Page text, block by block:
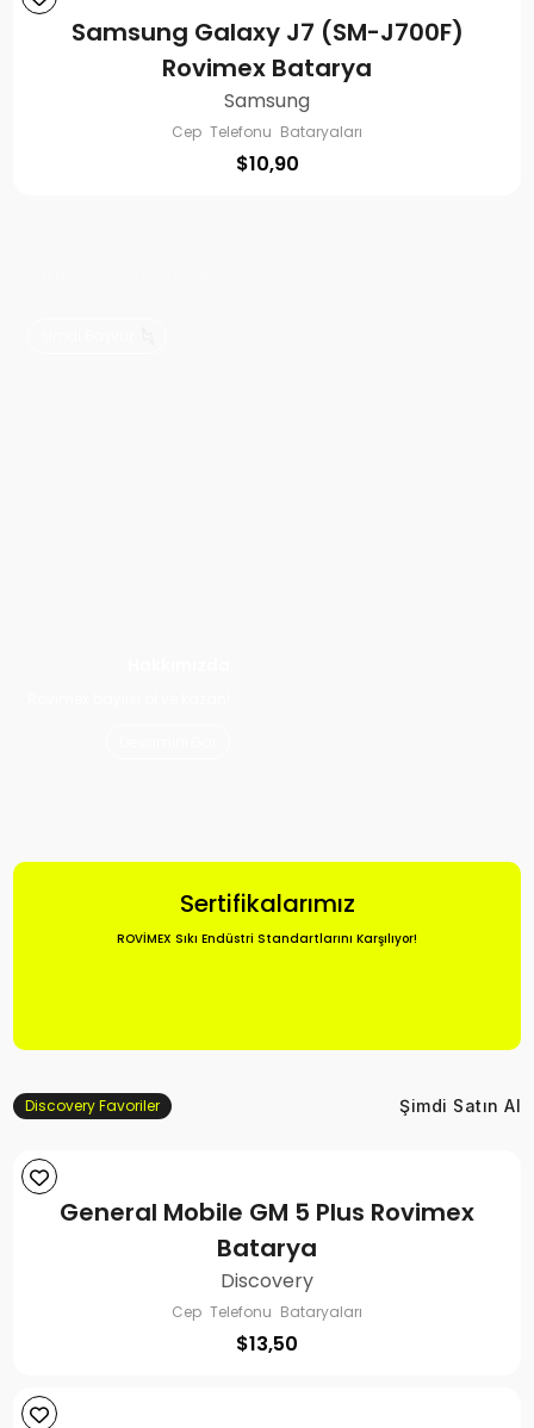
Samsung Galaxy J7 (SM-J700F)
Rovimex Batarya
Samsung
Cep Telefonu Bataryaları
$10,90
Sertifikalarımız
ROVİMEX Sıkı Endüstri Standartlarını Karşılıyor!
Discovery Favoriler Şimdi Satın Al
General Mobile GM 5 Plus Rovimex
Batarya
Discovery
Cep Telefonu Bataryaları
$13,50